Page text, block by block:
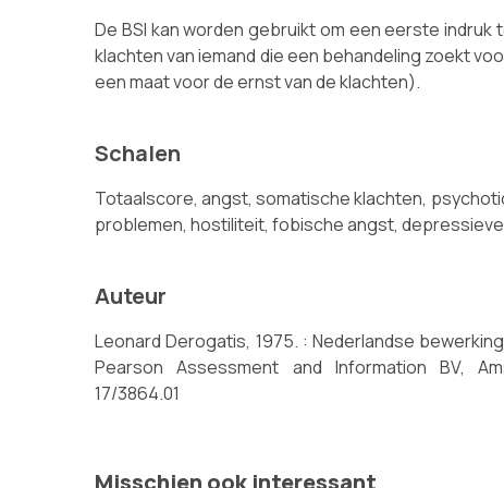
De BSI kan worden gebruikt om een eerste indruk
klachten van iemand die een behandeling zoekt
een maat voor de ernst van de klachten).
Schalen
Totaalscore, angst, somatische klachten,
problemen, hostiliteit, fobische angst,
Auteur
Leonard Derogatis, 1975. : Nederlandse
Pearson Assessment and Information BV,
17/3864.01
Misschien ook interessant